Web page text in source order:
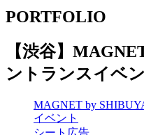
PORTFOLIO
【渋谷】
ントランスイベ
MAGNET by
イベント
シート広告